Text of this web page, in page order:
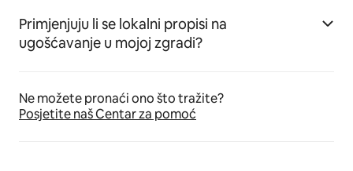
Primjenjuju li se lokalni propisi na
ugošćavanje u mojoj zgradi?
Ne možete pronaći ono što tražite?
Posjetite naš Centar za pomoć